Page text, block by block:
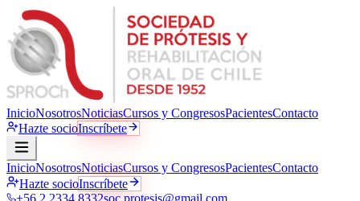
InicioNosotrosNoticiasCursos y CongresosPacientesContacto
Hazte socioInscríbete
InicioNosotrosNoticiasCursos y CongresosPacientesContacto
Hazte socioInscríbete
+56 2 2334 8332soc.protesis@gmail.com